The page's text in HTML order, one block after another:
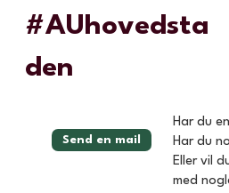
#AUhovedsta
den
Send en mail
Har du
Har du
Eller vil
med